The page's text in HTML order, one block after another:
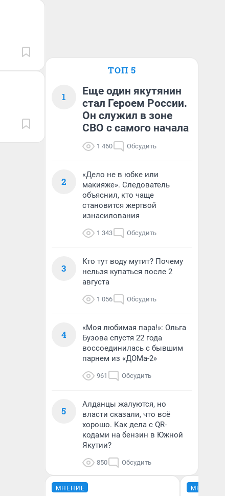
ТОП 5
1
Еще один якутянин
стал Героем России.
Он служил в зоне
СВО с самого начала
1 460 Обсудить
2
«Дело не в юбке или
макияже». Следователь
объяснил, кто чаще
становится жертвой
изнасилования
1 343 Обсудить
3
Кто тут воду мутит? Почему
нельзя купаться после 2
августа
1 056 Обсудить
4
«Моя любимая пара!»: Ольга
Бузова спустя 22 года
воссоединилась с бывшим
парнем из «ДОМа-2»
961 Обсудить
5
Алданцы жалуются, но
власти сказали, что всё
хорошо. Как дела с QR-
кодами на бензин в Южной
Якутии?
850 Обсудить
МНЕНИЕ МНЕНИЕ